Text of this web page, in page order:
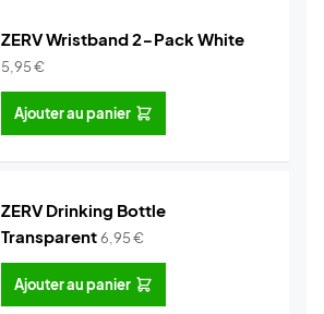
ZERV Wristband 2-Pack White
5,95€
Ajouter au panier
ZERV Drinking Bottle
Transparent6,95€
Ajouter au panier